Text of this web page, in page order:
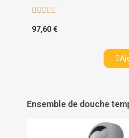
    
97,60 €